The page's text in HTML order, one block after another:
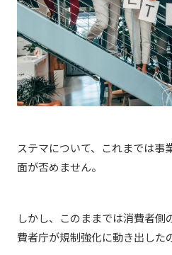
ステマについて、これまでは事
面が否めません。
しかし、このままでは消費者側
費者庁が規制強化に動き出した